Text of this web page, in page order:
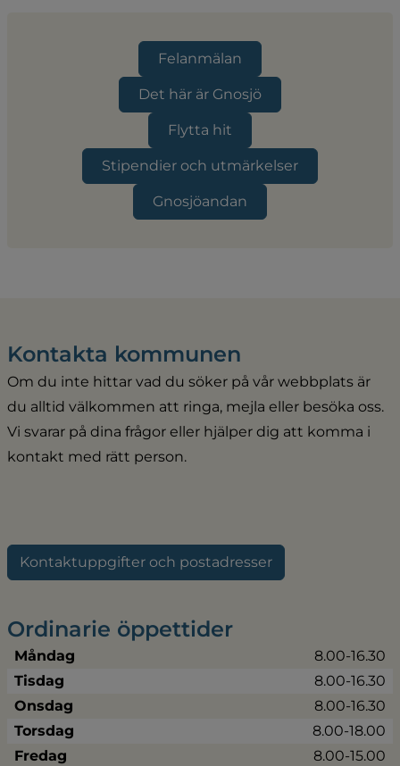
Felanmälan
Det här är Gnosjö
Flytta hit
Stipendier och utmärkelser
Gnosjöandan
Kontakta kommunen
Om du inte hittar vad du söker på vår webbplats är
du alltid välkommen att ringa, mejla eller besöka oss.
Vi svarar på dina frågor eller hjälper dig att komma i
kontakt med rätt person.
Kontaktuppgifter och postadresser
Ordinarie öppettider
Måndag
8.00-16.30
Tisdag
8.00-16.30
Onsdag
8.00-16.30
Torsdag
8.00-18.00
Fredag
8.00-15.00